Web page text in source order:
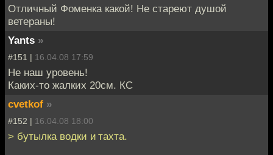
Отличный Фоменка какой! Не стареют душой
ветераны!
Yants »
#151 | 16.04.08 17:59
Не наш уровень!
Каких-то жалких 20см. КС
cvetkof »
#152 | 16.04.08 18:00
> бутылка водки и тахта.